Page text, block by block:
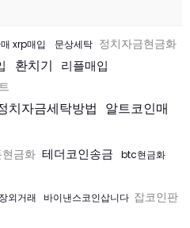
xrp매입 문상세탁 정치자금현금화
환치기 리플매입
치자금세탁방법 알트코인매
금화 테더코인송금 btc현금화
장외거래 바이낸스코인삽니다 잡코인판